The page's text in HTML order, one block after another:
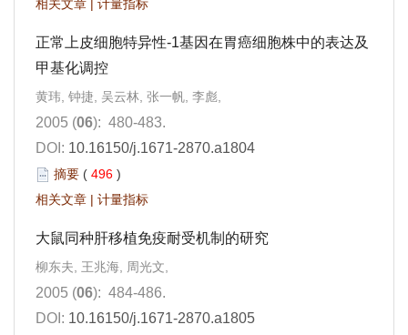
相关文章 计量指标
正常上皮细胞特异性-1基因在胃癌细胞株中的表达及
甲基化调控
黄玮, 钟捷, 吴云林, 张一帆, 李彪,
2005 (06): 480-483.
DOI: 10.16150/j.1671-2870.a1804
摘要 ( 496 )
相关文章 | 计量指标
大鼠同种肝移植免疫耐受机制的研究
柳东夫, 王兆海, 周光文,
2005 (06): 484-486.
DOI: 10.16150/j.1671-2870.a1805